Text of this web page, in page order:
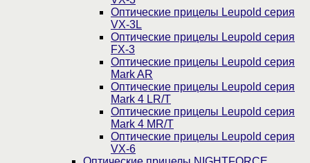
Оптические прицелы Leupold серия
VX-3L
Оптические прицелы Leupold серия
FX-3
Оптические прицелы Leupold серия
Mark AR
Оптические прицелы Leupold серия
Mark 4 LR/T
Оптические прицелы Leupold серия
Mark 4 MR/T
Оптические прицелы Leupold серия
VX-6